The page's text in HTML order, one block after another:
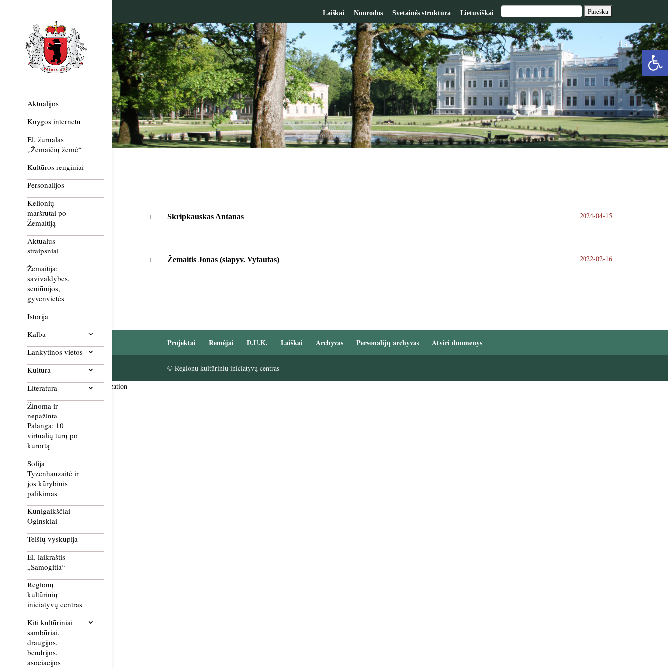
Laiškai Nuorodos Svetainės struktūra Lietuviškai
Aktualijos
Knygos internetu
El. žurnalas
„Žemaičių žemė“
Kultūros renginiai
Personalijos
Kelionių
maršrutai po
Žemaitiją
Aktualūs
straipsniai
Žemaitija:
savivaldybės,
seniūnijos,
gyvenvietės
Istorija
Kalba
Lankytinos vietos
Kultūra
Literatūra
Žinoma ir
nepažinta
Palanga: 10
virtualių turų po
kurortą
Sofija
Tyzenhauzaitė ir
jos kūrybinis
palikimas
Kunigaikščiai
Oginskiai
Telšių vyskupija
El. laikraštis
„Samogitia“
Regionų
kultūrinių
iniciatyvų centras
Kiti kultūriniai
sambūriai,
draugijos,
bendrijos,
asociacijos
Skripkauskas Antanas 2024-04-15
Žemaitis Jonas (slapyv. Vytautas) 2022-02-16
Projektai Remėjai D.U.K. Laiškai Archyvas Personalijų archyvas Atviri duomenys
© Regionų kultūrinių iniciatyvų centras
Smush Image Compression and Optimization